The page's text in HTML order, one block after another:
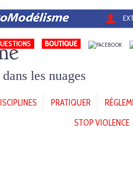
les nuages
PRATIQUER
STOP VIOLENCE